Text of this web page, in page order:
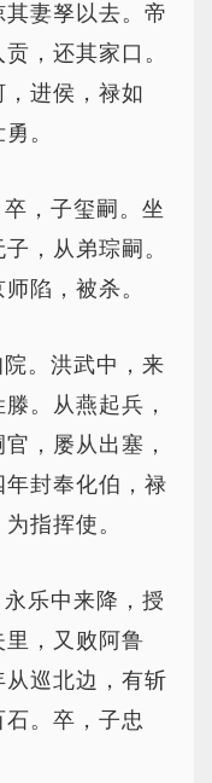
妻孥以去。帝
，还其家口。
进侯，禄如
。
，子玺嗣。坐
，从弟琮嗣。
陷，被杀。
。洪武中，来
。从燕起兵，
，屡从出塞，
封奉化伯，禄
指挥使。
乐中来降，授
，又败阿鲁
巡北边，有斩
。卒，子忠